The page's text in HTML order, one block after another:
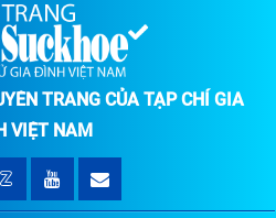
TRANG CỦA TẠP CHÍ GIA
VIỆT NAM